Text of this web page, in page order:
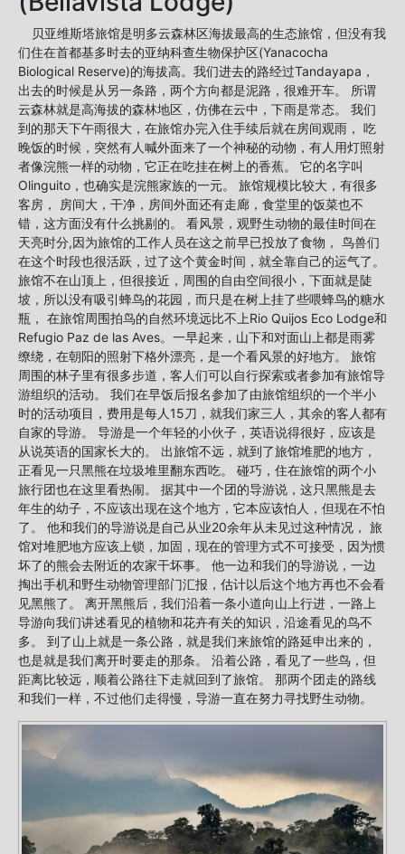
贝亚维斯塔旅馆是明多云森林区海拔最高的生态旅馆，但没有我
们住在首都基多时去的亚纳科查生物保护区(Yanacocha
Biological Reserve)的海拔高。我们进去的路经过Tandayapa，
出去的时候是从另一条路，两个方向都是泥路，很难开车。 所谓
云森林就是高海拔的森林地区，仿佛在云中，下雨是常态。 我们
到的那天下午雨很大，在旅馆办完入住手续后就在房间观雨， 吃
晚饭的时候，突然有人喊外面来了一个神秘的动物，有人用灯照射
者像浣熊一样的动物，它正在吃挂在树上的香蕉。 它的名字叫
Olinguito，也确实是浣熊家族的一元。 旅馆规模比较大，有很多
客房， 房间大，干净，房间外面还有走廊，食堂里的饭菜也不
错，这方面没有什么挑剔的。 看风景，观野生动物的最佳时间在
天亮时分,因为旅馆的工作人员在这之前早已投放了食物， 鸟兽们
在这个时段也很活跃，过了这个黄金时间，就全靠自己的运气了。
旅馆不在山顶上，但很接近，周围的自由空间很小，下面就是陡
坡，所以没有吸引蜂鸟的花园，而只是在树上挂了些喂蜂鸟的糖水
瓶， 在旅馆周围拍鸟的自然环境远比不上Rio Quijos Eco Lodge和
Refugio Paz de las Aves。一早起来，山下和对面山上都是雨雾
缭绕，在朝阳的照射下格外漂亮，是一个看风景的好地方。 旅馆
周围的林子里有很多步道，客人们可以自行探索或者参加有旅馆导
游组织的活动。 我们在早饭后报名参加了由旅馆组织的一个半小
时的活动项目，费用是每人15刀，就我们家三人，其余的客人都有
自家的导游。 导游是一个年轻的小伙子，英语说得很好，应该是
从说英语的国家长大的。 出旅馆不远，就到了旅馆堆肥的地方，
正看见一只黑熊在垃圾堆里翻东西吃。 碰巧，住在旅馆的两个小
旅行团也在这里看热闹。 据其中一个团的导游说，这只黑熊是去
年生的幼子，不应该出现在这个地方，它本应该怕人，但现在不怕
了。 他和我们的导游说是自己从业20余年从未见过这种情况， 旅
馆对堆肥地方应该上锁，加固，现在的管理方式不可接受，因为惯
坏了的熊会去附近的农家干坏事。 他一边和我们的导游说，一边
掏出手机和野生动物管理部门汇报，估计以后这个地方再也不会看
见黑熊了。 离开黑熊后，我们沿着一条小道向山上行进，一路上
导游向我们讲述看见的植物和花卉有关的知识，沿途看见的鸟不
多。 到了山上就是一条公路，就是我们来旅馆的路延申出来的，
也是就是我们离开时要走的那条。 沿着公路，看见了一些鸟，但
距离比较远，顺着公路往下走就回到了旅馆。 那两个团走的路线
和我们一样，不过他们走得慢，导游一直在努力寻找野生动物。